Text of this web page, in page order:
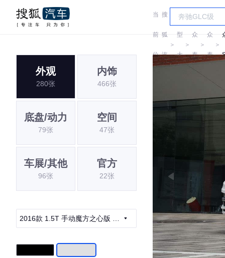
当
前
位
搜
狐
汽
＞
车
型
大
＞
众
泰
＞
众
泰
＞
外观
280张
内饰
466张
底盘/动力
79张
空间
47张
车展/其他
96张
官方
22张
2016款 1.5T 手动魔方之心版 国